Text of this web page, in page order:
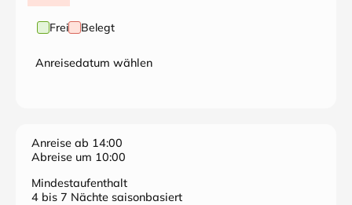
Frei Belegt
Anreisedatum wählen
Anreise ab 14:00
Abreise um 10:00
Mindestaufenthalt
4 bis 7 Nächte saisonbasiert